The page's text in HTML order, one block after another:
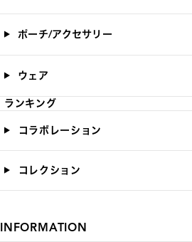
ポーチ/アクセサリー
ウェア
ランキング
コラボレーション
コレクション
INFORMATION